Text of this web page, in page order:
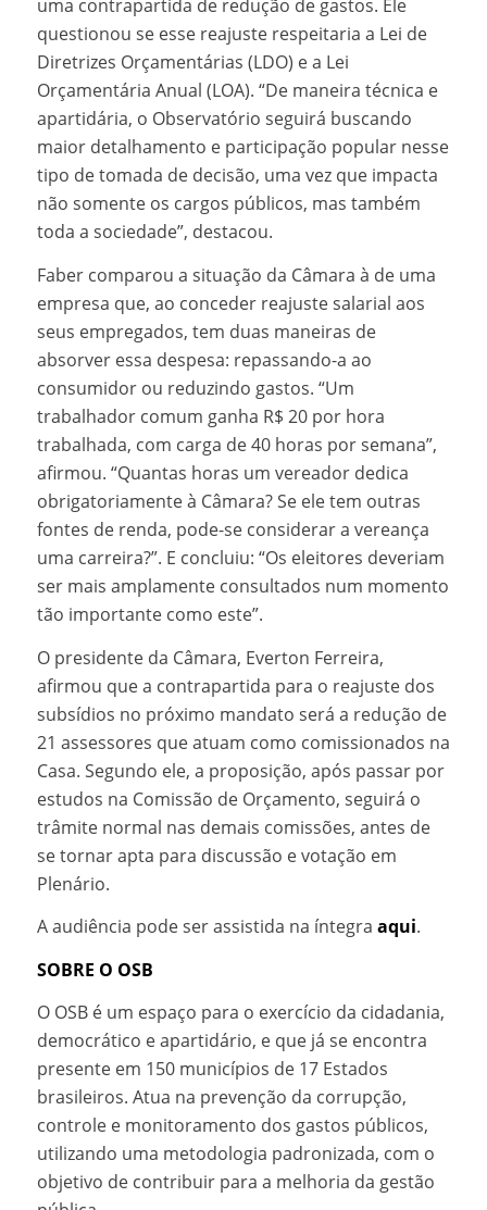
uma contrapartida de redução de gastos. Ele
questionou se esse reajuste respeitaria a Lei de
Diretrizes Orçamentárias (LDO) e a Lei
Orçamentária Anual (LOA). “De maneira técnica e
apartidária, o Observatório seguirá buscando
maior detalhamento e participação popular nesse
tipo de tomada de decisão, uma vez que impacta
não somente os cargos públicos, mas também
toda a sociedade”, destacou.
Faber comparou a situação da Câmara à de uma
empresa que, ao conceder reajuste salarial aos
seus empregados, tem duas maneiras de
absorver essa despesa: repassando-a ao
consumidor ou reduzindo gastos. “Um
trabalhador comum ganha R$ 20 por hora
trabalhada, com carga de 40 horas por semana”,
afirmou. “Quantas horas um vereador dedica
obrigatoriamente à Câmara? Se ele tem outras
fontes de renda, pode-se considerar a vereança
uma carreira?”. E concluiu: “Os eleitores deveriam
ser mais amplamente consultados num momento
tão importante como este”.
O presidente da Câmara, Everton Ferreira,
afirmou que a contrapartida para o reajuste dos
subsídios no próximo mandato será a redução de
21 assessores que atuam como comissionados na
Casa. Segundo ele, a proposição, após passar por
estudos na Comissão de Orçamento, seguirá o
trâmite normal nas demais comissões, antes de
se tornar apta para discussão e votação em
Plenário.
A audiência pode ser assistida na íntegra aqui.
SOBRE O OSB
O OSB é um espaço para o exercício da cidadania,
democrático e apartidário, e que já se encontra
presente em 150 municípios de 17 Estados
brasileiros. Atua na prevenção da corrupção,
controle e monitoramento dos gastos públicos,
utilizando uma metodologia padronizada, com o
objetivo de contribuir para a melhoria da gestão